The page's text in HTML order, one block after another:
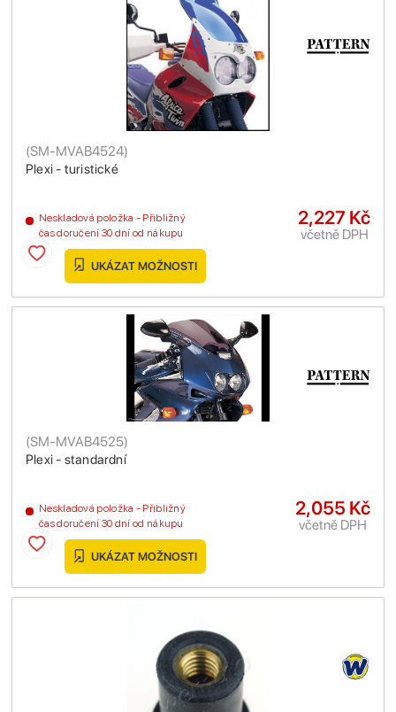
Plexi - turistické
(SM-MVAB4524)
Neskladová položka - Přibližný
čas doručení 30 dní od nákupu
2,227 Kč
včetně DPH
UKÁZAT MOŽNOSTI
Plexi - standardní
(SM-MVAB4525)
Neskladová položka - Přibližný
čas doručení 30 dní od nákupu
2,055 Kč
včetně DPH
UKÁZAT MOŽNOSTI